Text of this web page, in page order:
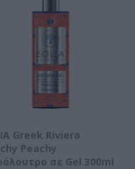
Greek Riviera
Peachy
σε Gel 300ml